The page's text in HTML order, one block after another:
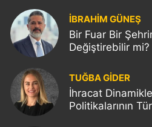
İBRAHİM GÜNEŞ
Bir Fuar Bir
Değiştirebilir mi?
TUĞBA GİDER
İhracat
Politikalarının